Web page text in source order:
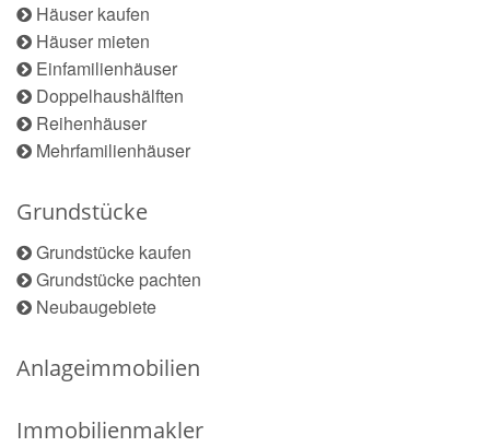
Häuser kaufen
Häuser mieten
Einfamilienhäuser
Doppelhaushälften
Reihenhäuser
Mehrfamilienhäuser
Grundstücke
Grundstücke kaufen
Grundstücke pachten
Neubaugebiete
Anlageimmobilien
Immobilienmakler